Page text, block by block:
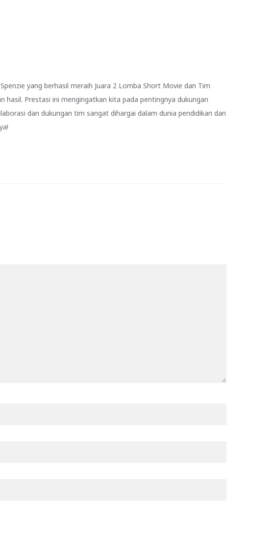
yang berhasil meraih Juara 2 Lomba Short Movie dan Tim
hasil. Prestasi ini mengingatkan kita pada pentingnya dukungan
dan dukungan tim sangat dihargai dalam dunia pendidikan dan